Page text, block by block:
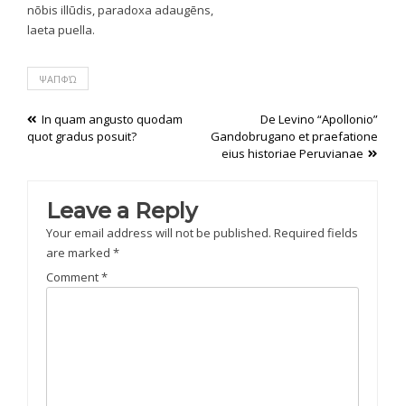
nōbis illūdis, paradoxa adaugēns,
laeta puella.
ΨΑΠΦΏ
Post
navigation
In quam angusto quodam
quot gradus posuit?
De Levino “Apollonio”
Gandobrugano et praefatione
eius historiae Peruvianae
Leave a Reply
Your email address will not be published. Required fields
are marked *
Comment*